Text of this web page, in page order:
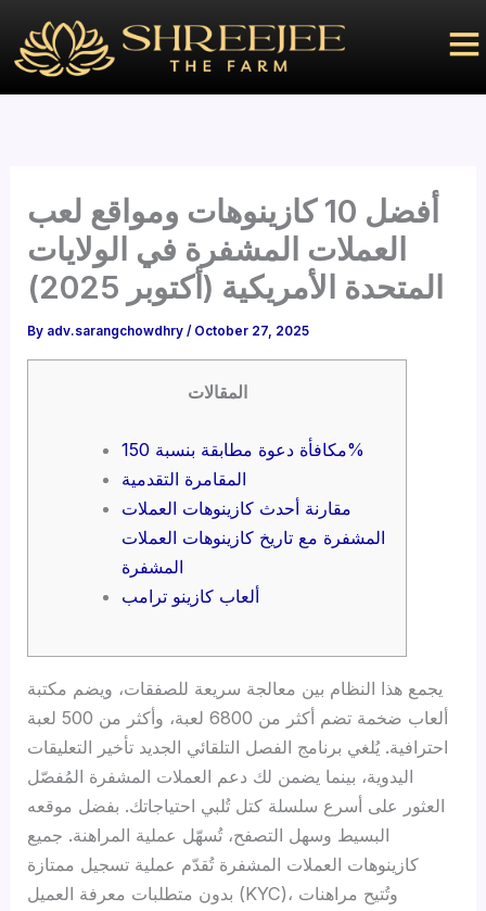
content
أفضل 10 كازينوهات ومواقع لعب
العملات المشفرة في الولايات
المتحدة الأمريكية (أكتوبر 2025)
By adv.sarangchowdhry/ October 27, 2025
المقالات
مكافأة دعوة مطابقة بنسبة 150%
المقامرة التقدمية
مقارنة أحدث كازينوهات العملات
المشفرة مع تاريخ كازينوهات العملات
المشفرة
ألعاب كازينو ترامب
يجمع هذا النظام بين معالجة سريعة للصفقات، ويضم مكتبة
ألعاب ضخمة تضم أكثر من 6800 لعبة، وأكثر من 500 لعبة
احترافية. يُلغي برنامج الفصل التلقائي الجديد تأخير التعليقات
اليدوية، بينما يضمن لك دعم العملات المشفرة المُفصّل
العثور على أسرع سلسلة كتل تُلبي احتياجاتك. بفضل موقعه
البسيط وسهل التصفح، تُسهّل عملية المراهنة. جميع
كازينوهات العملات المشفرة تُقدّم عملية تسجيل ممتازة
بدون متطلبات معرفة العميل (KYC)، وتُتيح مراهنات